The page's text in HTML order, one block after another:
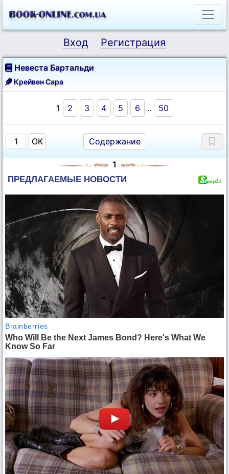
Вход Регистрация
Невеста Бартальди
Крейвен Сара
1 2 3 4 5 6 .. 50
Содержание
1